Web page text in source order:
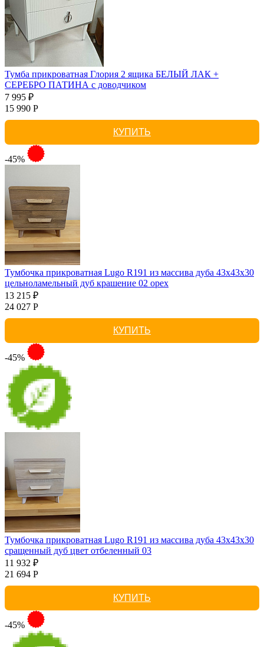
Тумба прикроватная Глория 2 ящика БЕЛЫЙ ЛАК +
СЕРЕБРО ПАТИНА с доводчиком
7 995 ₽
15 990 Р
КУПИТЬ
-45%
Тумбочка прикроватная Lugo R191 из массива дуба 43х43х30
цельноламельный дуб крашение 02 орех
13 215 ₽
24 027 Р
КУПИТЬ
-45%
Тумбочка прикроватная Lugo R191 из массива дуба 43х43х30
сращенный дуб цвет отбеленный 03
11 932 ₽
21 694 Р
КУПИТЬ
-45%